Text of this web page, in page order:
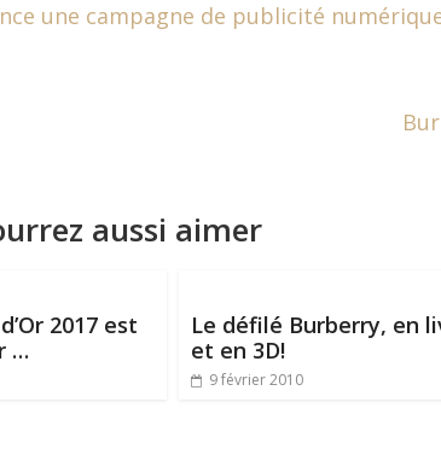
une campagne de publicité
aussi aimer
2017 est
…
Le défilé Burberry, en
et en 3D!
9 février 2010